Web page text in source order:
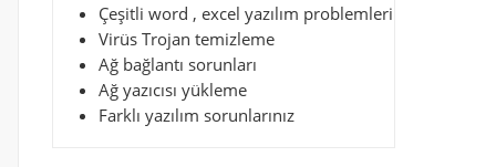
Çeşitli word , excel yazılım problemleri
Virüs Trojan temizleme
Ağ bağlantı sorunları
Ağ yazıcısı yükleme
Farklı yazılım sorunlarınız